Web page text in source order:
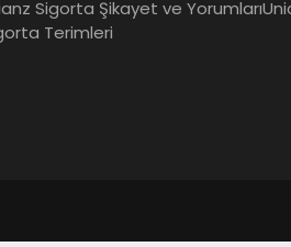
Sigorta Şikayet ve Yorumları
Terimleri